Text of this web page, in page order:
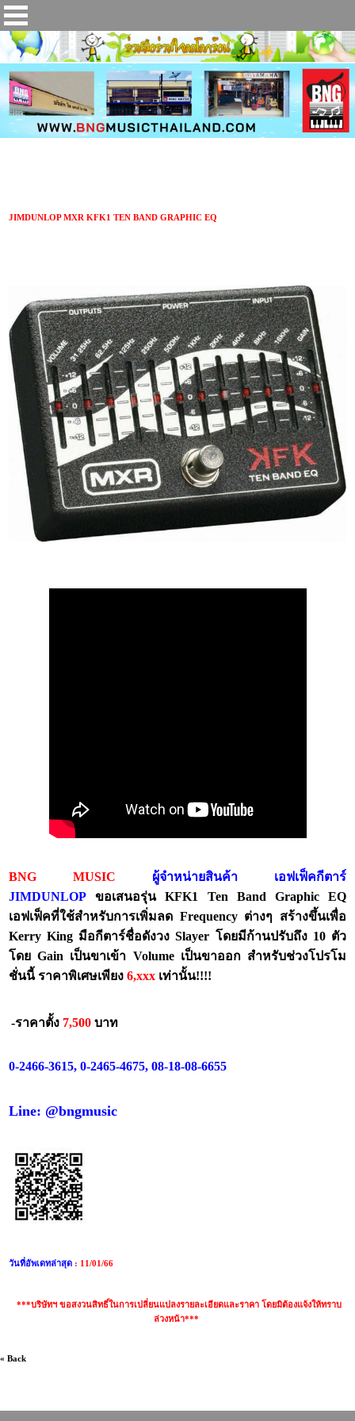
JIMDUNLOP MXR KFK1 TEN BAND GRAPHIC EQ
BNG MUSIC
ผู้จำหน่ายสินค้า เอฟเฟ็คกีตาร์
JIMDUNLOPขอเสนอรุ่น KFK1 Ten Band Graphic EQ
เอฟเฟ็คที่ใช้สำหรับการเพิ่มลด Frequency ต่างๆ สร้างขึ้นเพื่อ
Kerry King มือกีตาร์ชื่อดังวง Slayer โดยมีก้านปรับถึง 10 ตัว
โดย Gain เป็นขาเข้า Volume เป็นขาออก สำหรับช่วงโปรโม
ชั่นนี้ ราคาพิเศษเพียง6,xxx เท่านั้น!!!!
-ราคาตั้ง 7,500บาท
0-2466-3615, 0-2465-4675, 08-18-08-6655
Line: @bngmusic
วันที่อัพเดทล่าสุด : 11/01/66
***บริษัทฯ ขอสงวนสิทธิ์ในการเปลี่ยนแปลงรายละเอียดและราคา โดยมิต้องแจ้งให้ทราบ
ล่วงหน้า***
« Back